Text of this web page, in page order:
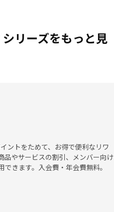
リーズをもっと見
ントをためて、お得で便利なリワ
品やサービスの割引、メンバー向け
きます。入会費・年会費無料。